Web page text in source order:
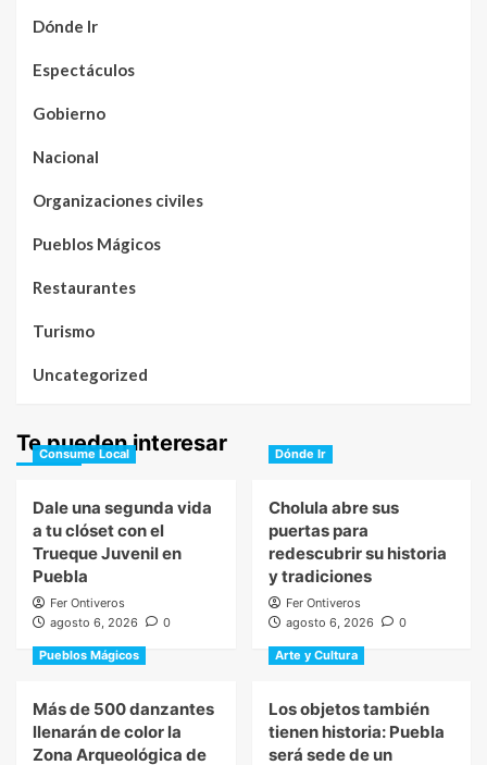
Dónde Ir
Espectáculos
Gobierno
Nacional
Organizaciones civiles
Pueblos Mágicos
Restaurantes
Turismo
Uncategorized
Te pueden interesar
Consume Local
Dale una segunda vida
a tu clóset con el
Trueque Juvenil en
Puebla
Fer Ontiveros
agosto 6, 2026
0
Dónde Ir
Cholula abre sus
puertas para
redescubrir su historia
y tradiciones
Fer Ontiveros
agosto 6, 2026
0
Pueblos Mágicos
Más de 500 danzantes
llenarán de color la
Zona Arqueológica de
Arte y Cultura
Los objetos también
tienen historia: Puebla
será sede de un